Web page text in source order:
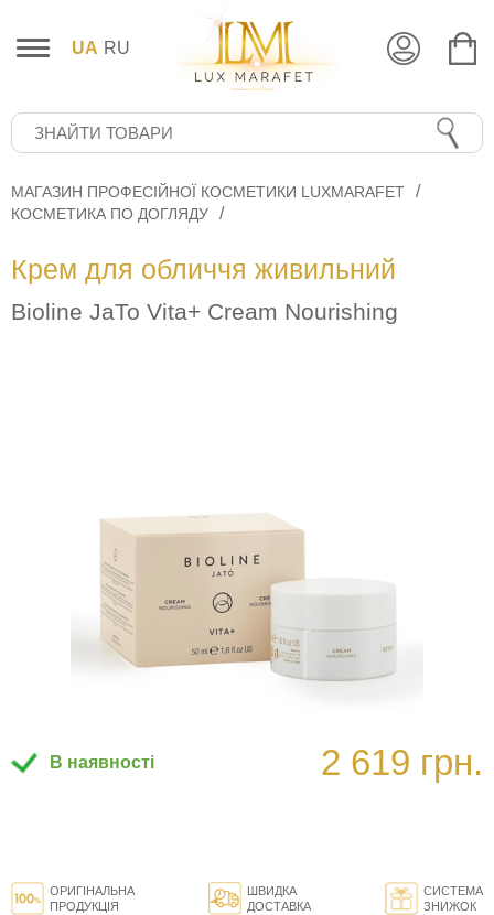
UA RU
МАГАЗИН ПРОФЕСІЙНОЇ КОСМЕТИКИ LUXMARAFET
КОСМЕТИКА ПО ДОГЛЯДУ
Крем для обличчя живильний
Bioline JaTo Vita+ Cream Nourishing
В наявності 2 619 грн.
ОРИГІНАЛЬНА
ПРОДУКЦІЯ
ШВИДКА
ДОСТАВКА
СИСТЕМА
ЗНИЖОК